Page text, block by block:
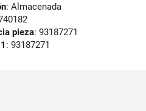
: Almacenada
pieza: 93187271
: 93187271